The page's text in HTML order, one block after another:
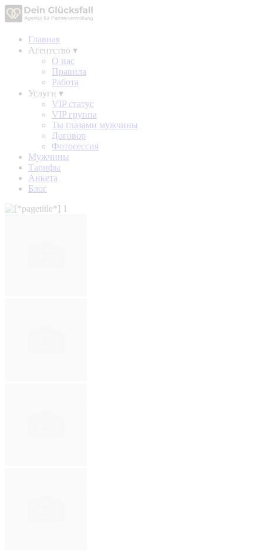
Главная
Агентство ▾
О нас
Правила
Работа
Услуги ▾
VIP статус
VIP группа
Ты глазами мужчины
Договор
Фотосессия
Мужчины
Тарифы
Анкета
Блог